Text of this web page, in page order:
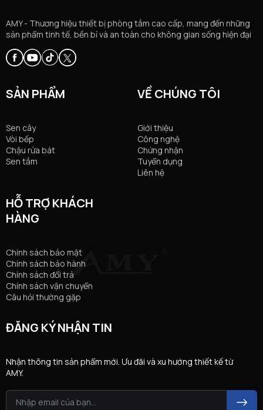
AMY - Thương hiệu thiết bị phòng tắm cao cấp, mang đến những
sản phẩm tinh tế, bền bỉ và an toàn cho không gian sống hiện đại
SẢN PHẨM
Sen cây
Vòi bếp
Chậu rửa bát
Sen tắm
VỀ CHÚNG TÔI
Giới thiệu
Công nghệ
Chứng nhận
Tuyển dụng
Liên hệ
HỖ TRỢ KHÁCH
HÀNG
Chính sách bảo mật
Chính sách bảo hành
Chính sách đổi trả
Chính sách vận chuyển
Câu hỏi thường gặp
ĐĂNG KÝ NHẬN TIN
Nhận thông tin sản phẩm mới. Ưu đãi và xu hướng thiết kế từ
AMY.